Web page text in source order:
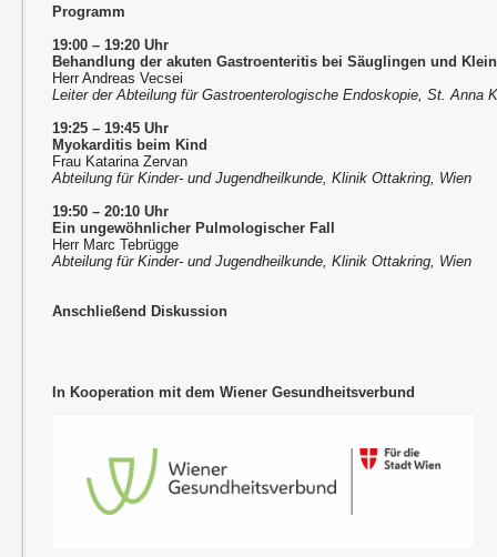
Programm
19:00 – 19:20 Uhr
Behandlung der akuten Gastroenteritis bei Säuglingen und
Herr Andreas Vecsei
Leiter der Abteilung für Gastroenterologische Endoskopie, St. Anna
19:25 – 19:45 Uhr
Myokarditis beim Kind
Frau Katarina Zervan
Abteilung für Kinder- und Jugendheilkunde, Klinik Ottakring, Wien
19:50 – 20:10 Uhr
Ein ungewöhnlicher Pulmologischer Fall
Herr Marc Tebrügge
Abteilung für Kinder- und Jugendheilkunde, Klinik Ottakring, Wien
Anschließend Diskussion
In Kooperation mit dem Wiener Gesundheitsverbund